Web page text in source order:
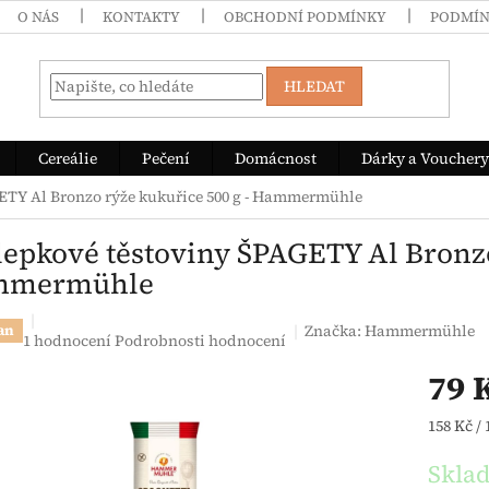
O NÁS KONTAKTY OBCHODNÍ PODMÍNKY
HLEDAT
Cereálie Pečení Domácnost Dárky a Vouchery
Al Bronzo rýže kukuřice 500 g - Hammermühle
těstoviny ŠPAGETY Al
Průměrné hodnocení produktu je 5,0 z 5 hvězdiček.
1 hodnocení Podrobnosti hodnocení Značka:Hammermühle
79
Měrná
158 Kč /